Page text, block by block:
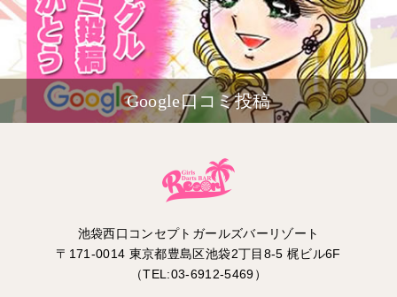
Google口コミ投稿
池袋西口コンセプトガールズバーリゾート
〒171-0014 東京都豊島区池袋2丁目8-5 梶ビル6F
（TEL:03-6912-5469）